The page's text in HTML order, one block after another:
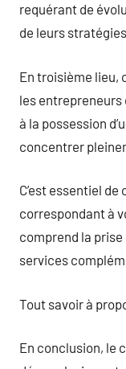
requérant de
de leurs
En troisième lieu,
les
à la possession
concentrer
C’est essentiel
correspondant à
comprend la
services
Tout savoir à
En conclusion, le